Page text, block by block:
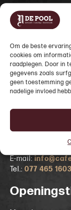
Om de beste
cookies om
raadplegen. Door in
gegevens zoals
geen toestemming
nadelige invloed
Bedrijfs -
Café de Pool
Dorpstraat 67
5993 AM
BTW nr.
E-mail:
Tel.: 077 465 1603